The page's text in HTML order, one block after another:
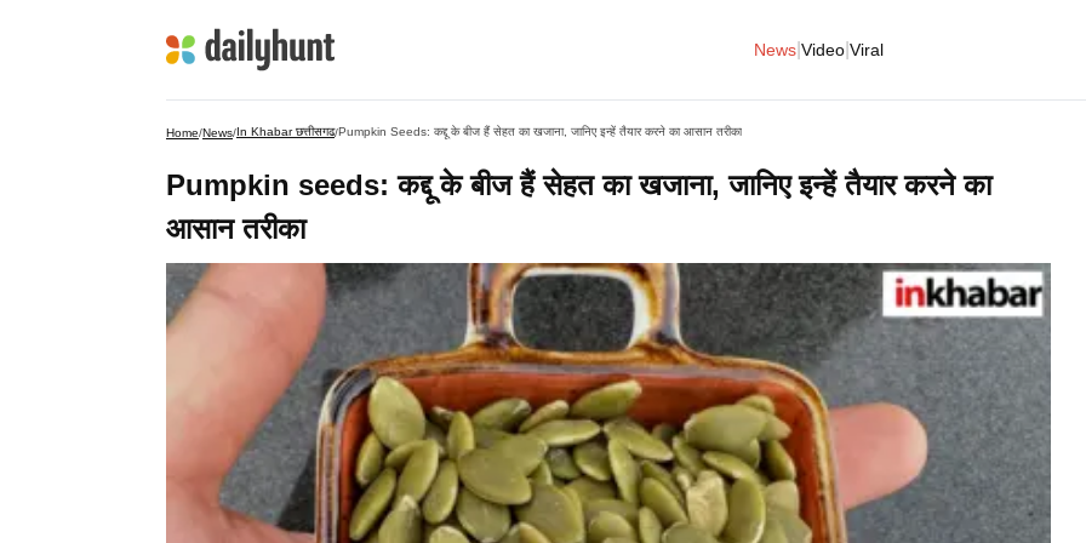
News Video Viral
Home/News/In Khabar छत्तीसगढ/Pumpkin Seeds: कद्दू के बीज हैं सेहत का खजाना, जानिए इन्हें तैयार करने का आसान तरीका
Pumpkin seeds: कद्दू के बीज हैं सेहत का खजाना, जानिए इन्हें तैयार करने का
आसान तरीका